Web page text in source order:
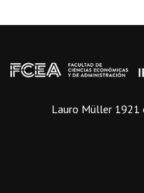
Lauro Müller 1921